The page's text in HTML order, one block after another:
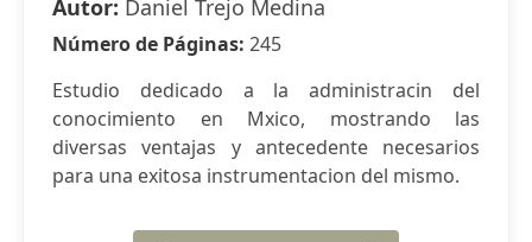
Autor: Daniel Trejo Medina
Número de Páginas: 245
Estudio dedicado a la administracin del
conocimiento en Mxico, mostrando las
diversas ventajas y antecedente necesarios
para una exitosa instrumentacion del mismo.